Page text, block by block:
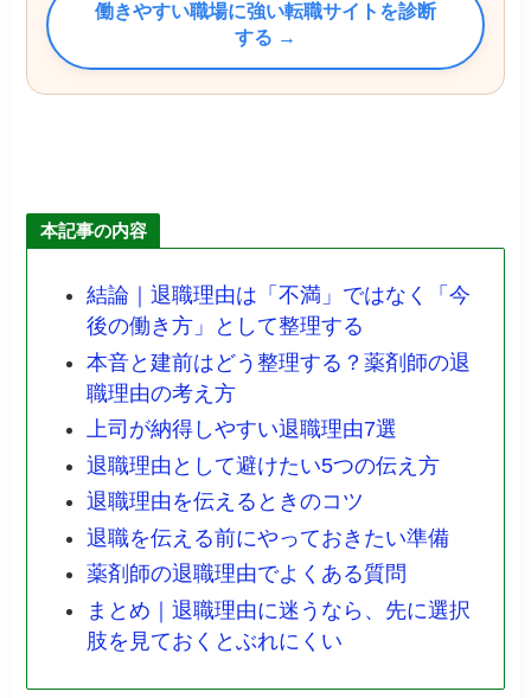
働きやすい職場に強い転職サイトを診断
する →
本記事の内容
結論｜退職理由は「不満」ではなく「今
後の働き方」として整理する
本音と建前はどう整理する？薬剤師の退
職理由の考え方
上司が納得しやすい退職理由7選
退職理由として避けたい5つの伝え方
退職理由を伝えるときのコツ
退職を伝える前にやっておきたい準備
薬剤師の退職理由でよくある質問
まとめ｜退職理由に迷うなら、先に選択
肢を見ておくとぶれにくい